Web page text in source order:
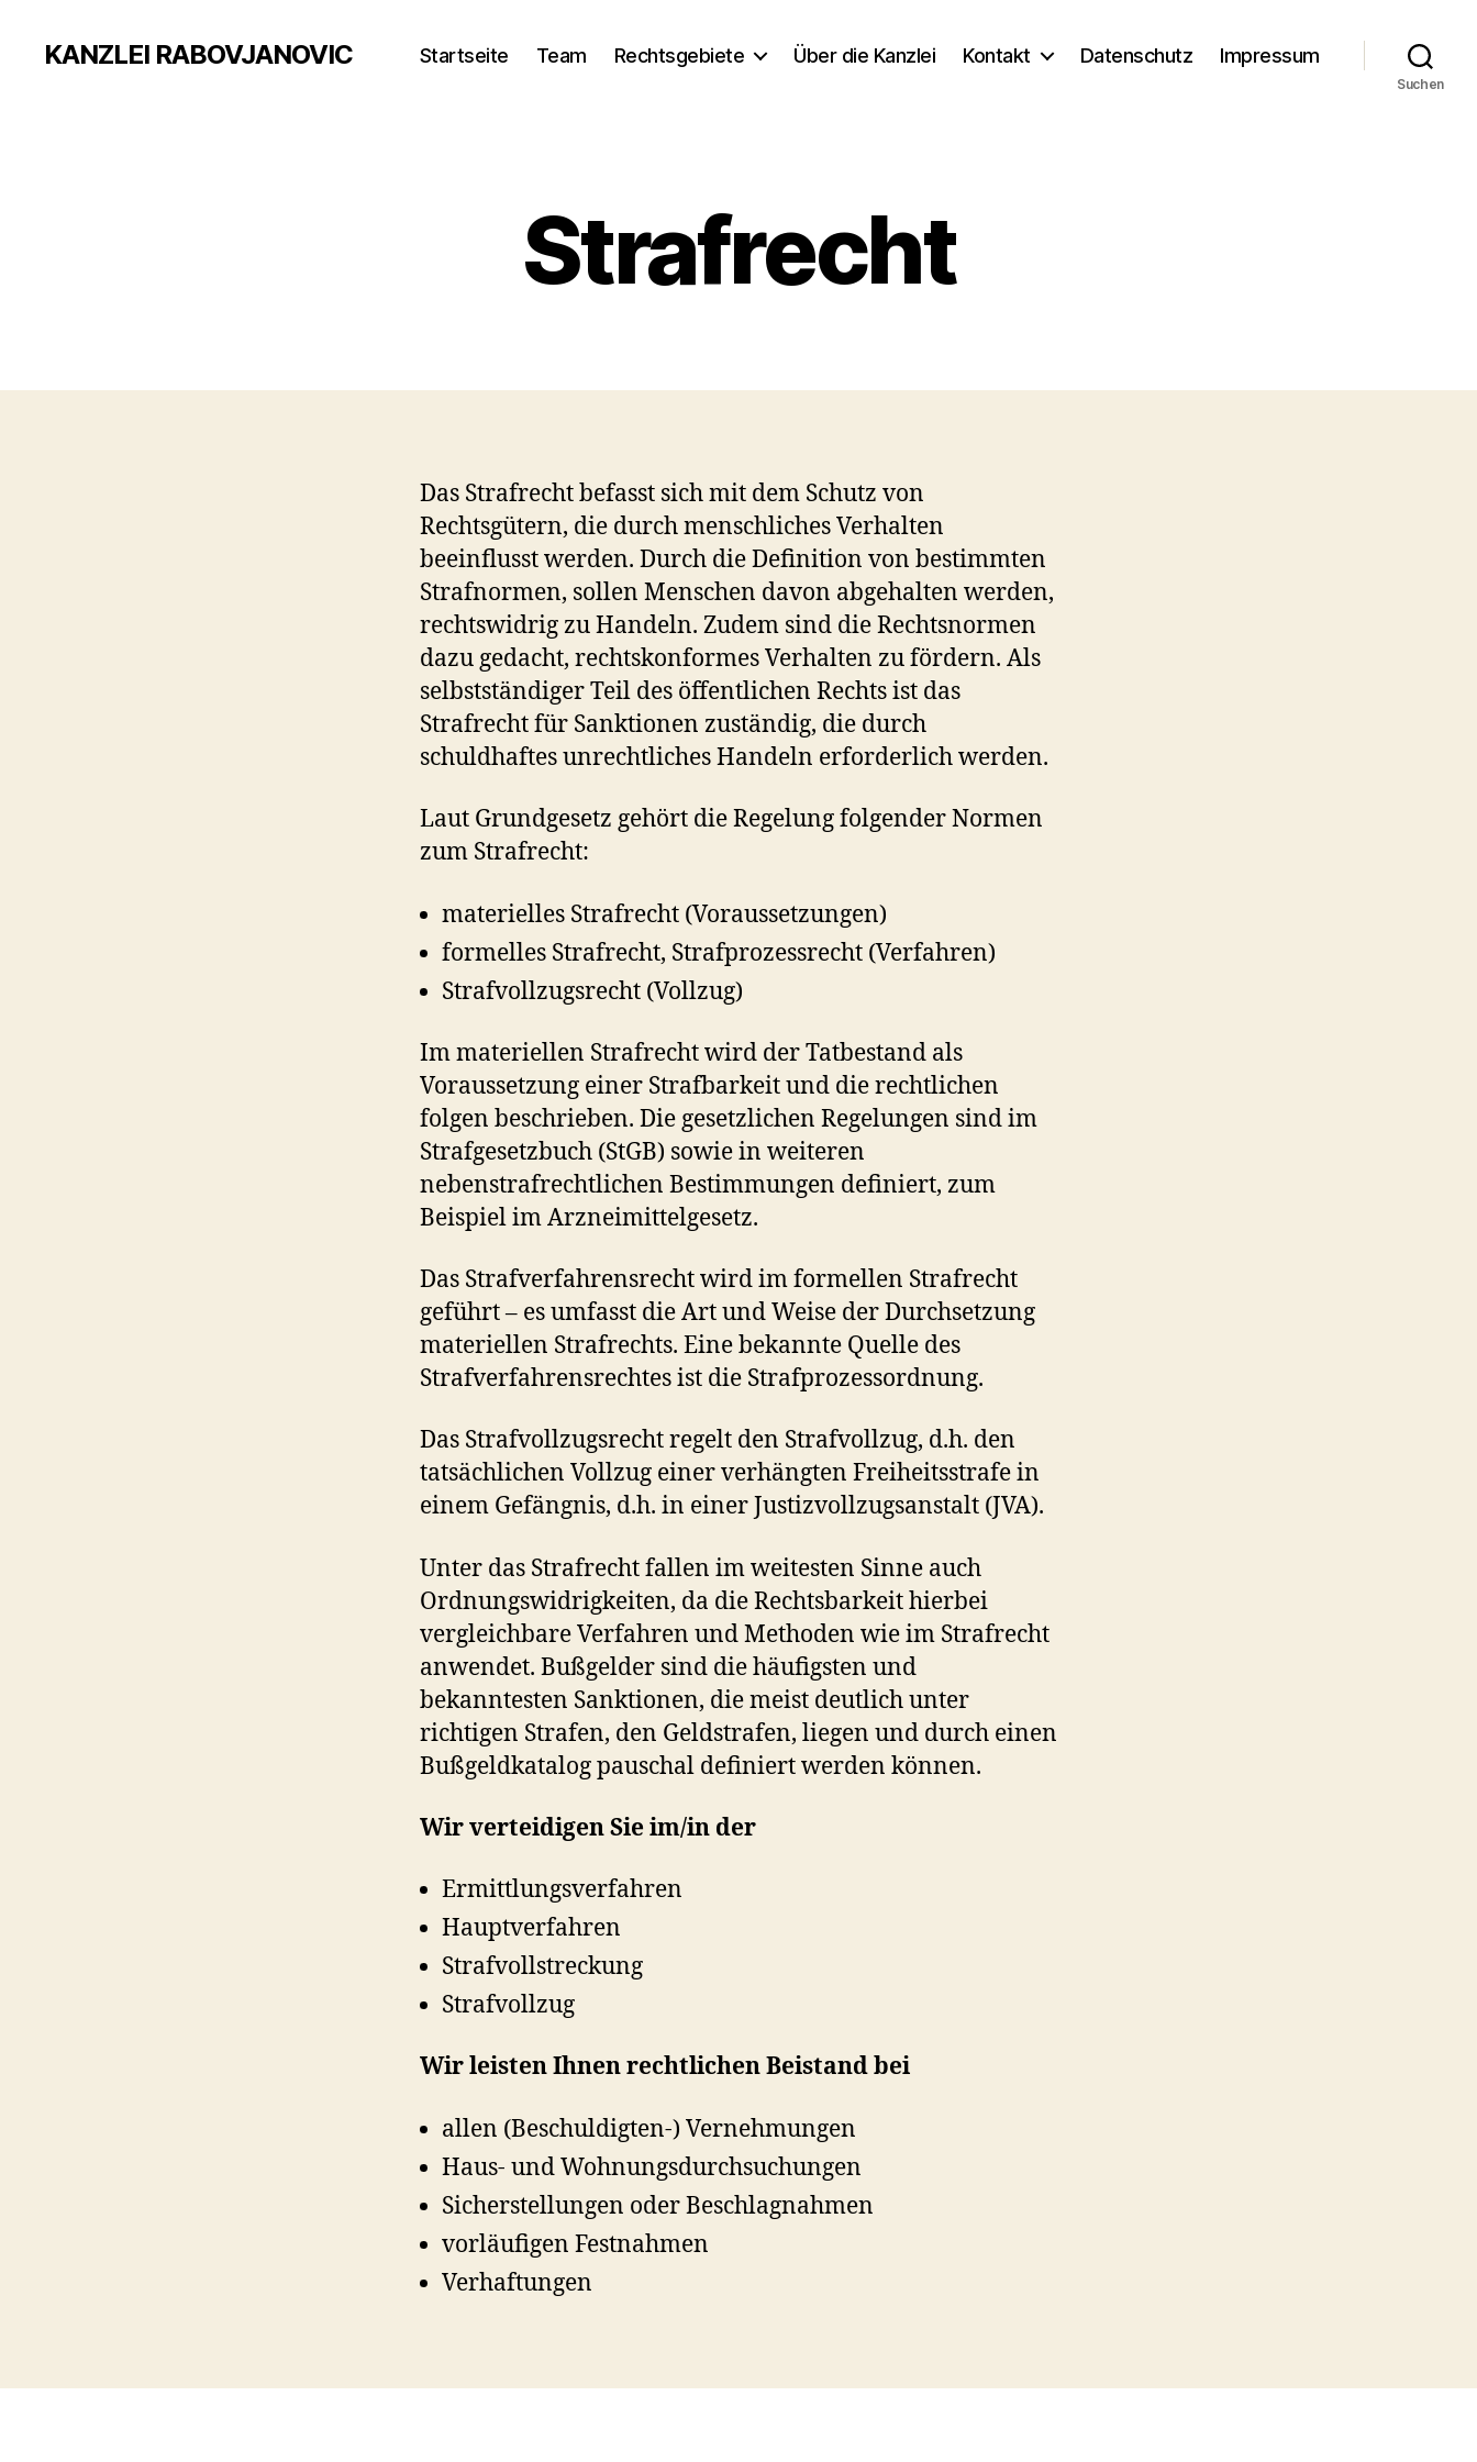
KANZLEI RABOVJANOVIC Startseite Team Rechtsgebiete Über die Kanzlei Kontakt Datenschutz Impressum
Suchen
Strafrecht
Das Strafrecht befasst sich mit dem Schutz von
Rechtsgütern, die durch menschliches Verhalten
beeinflusst werden. Durch die Definition von bestimmten
Strafnormen, sollen Menschen davon abgehalten werden,
rechtswidrig zu Handeln. Zudem sind die Rechtsnormen
dazu gedacht, rechtskonformes Verhalten zu fördern. Als
selbstständiger Teil des öffentlichen Rechts ist das
Strafrecht für Sanktionen zuständig, die durch
schuldhaftes unrechtliches Handeln erforderlich werden.
Laut Grundgesetz gehört die Regelung folgender Normen
zum Strafrecht:
materielles Strafrecht (Voraussetzungen)
formelles Strafrecht, Strafprozessrecht (Verfahren)
Strafvollzugsrecht (Vollzug)
Im materiellen Strafrecht wird der Tatbestand als
Voraussetzung einer Strafbarkeit und die rechtlichen
folgen beschrieben. Die gesetzlichen Regelungen sind im
Strafgesetzbuch (StGB) sowie in weiteren
nebenstrafrechtlichen Bestimmungen definiert, zum
Beispiel im Arzneimittelgesetz.
Das Strafverfahrensrecht wird im formellen Strafrecht
geführt – es umfasst die Art und Weise der Durchsetzung
materiellen Strafrechts. Eine bekannte Quelle des
Strafverfahrensrechtes ist die Strafprozessordnung.
Das Strafvollzugsrecht regelt den Strafvollzug, d.h. den
tatsächlichen Vollzug einer verhängten Freiheitsstrafe in
einem Gefängnis, d.h. in einer Justizvollzugsanstalt (JVA).
Unter das Strafrecht fallen im weitesten Sinne auch
Ordnungswidrigkeiten, da die Rechtsbarkeit hierbei
vergleichbare Verfahren und Methoden wie im Strafrecht
anwendet. Bußgelder sind die häufigsten und
bekanntesten Sanktionen, die meist deutlich unter
richtigen Strafen, den Geldstrafen, liegen und durch einen
Bußgeldkatalog pauschal definiert werden können.
Wir verteidigen Sie im/in der
Ermittlungsverfahren
Hauptverfahren
Strafvollstreckung
Strafvollzug
Wir leisten Ihnen rechtlichen Beistand bei
allen (Beschuldigten-) Vernehmungen
Haus- und Wohnungsdurchsuchungen
Sicherstellungen oder Beschlagnahmen
vorläufigen Festnahmen
Verhaftungen